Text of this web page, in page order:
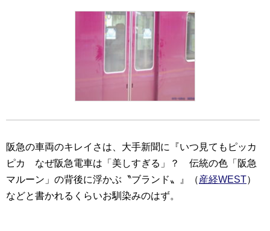
阪急の車両のキレイさは、大手新聞に『いつ見てもピッカ
ピカ なぜ阪急電車は「美しすぎる」？ 伝統の色「阪急
マルーン」の背後に浮かぶ〝ブランド〟』（産経WEST）
などと書かれるくらいお馴染みのはず。